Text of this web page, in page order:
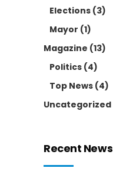
Elections (3)
Mayor (1)
Magazine (13)
Politics (4)
Top News (4)
Uncategorized
Recent News